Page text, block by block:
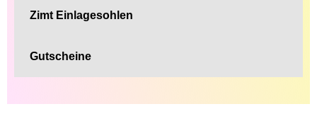
Zimt Einlagesohlen
Gutscheine